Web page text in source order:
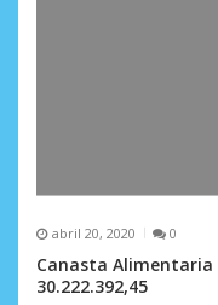
abril 20, 2020 0
Canasta Alimentaria
30.222.392,45